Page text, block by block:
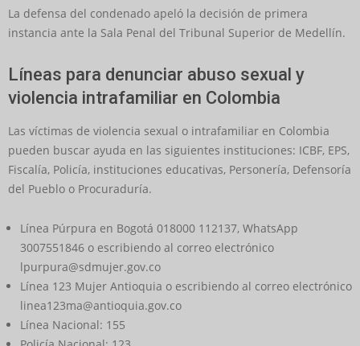
La defensa del condenado apeló la decisión de primera
instancia ante la Sala Penal del Tribunal Superior de Medellín.
Líneas para denunciar abuso sexual y
violencia intrafamiliar en Colombia
Las víctimas de violencia sexual o intrafamiliar en Colombia
pueden buscar ayuda en las siguientes instituciones: ICBF, EPS,
Fiscalía, Policía, instituciones educativas, Personería, Defensoría
del Pueblo o Procuraduría.
Línea Púrpura en Bogotá 018000 112137, WhatsApp
3007551846 o escribiendo al correo electrónico
lpurpura@sdmujer.gov.co
Línea 123 Mujer Antioquia o escribiendo al correo electrónico
linea123ma@antioquia.gov.co
Línea Nacional: 155